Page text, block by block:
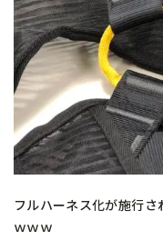
フルハーネス化が施行
ｗｗｗ